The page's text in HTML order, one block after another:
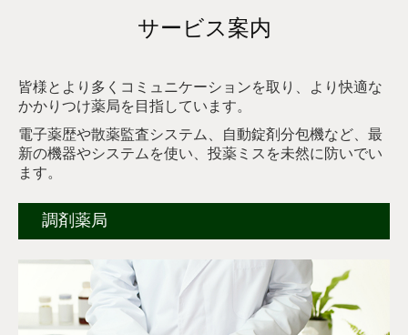
サービス案内
皆様とより多くコミュニケーションを取り、より快適な
かかりつけ薬局を目指しています。
電子薬歴や散薬監査システム、自動錠剤分包機など、最
新の機器やシステムを使い、投薬ミスを未然に防いでい
ます。
調剤薬局